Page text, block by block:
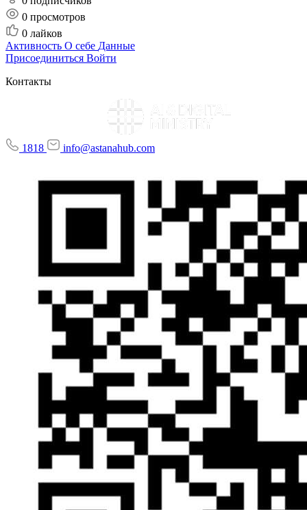
0 просмотров
0 лайков
Активность О себе Данные
Присоединиться Войти
Контакты
1818 info@astanahub.com